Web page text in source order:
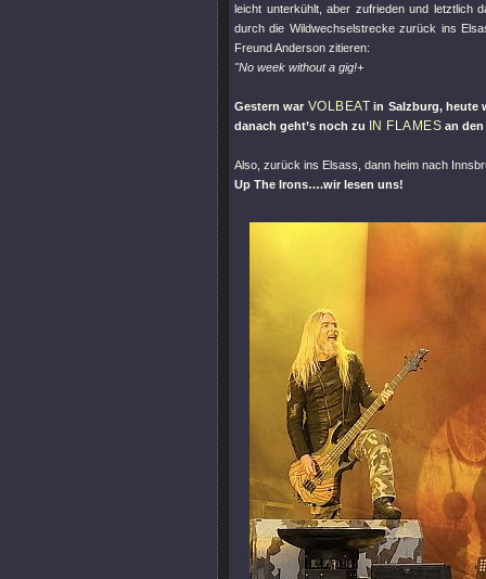
leicht unterkühlt, aber zufrieden und letztlich
durch die Wildwechselstrecke zurück ins
Freund Anderson zitieren:
"No week without a gig!+
Gestern war VOLBEAT in Salzburg, heute
danach geht’s noch zu
IN FLAMES an
Also, zurück ins Elsass, dann heim nach
Up The Irons….wir lesen uns!